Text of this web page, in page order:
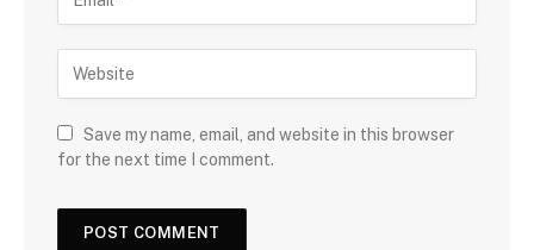
Save my name, email, and website in this browser
for the next time I comment.